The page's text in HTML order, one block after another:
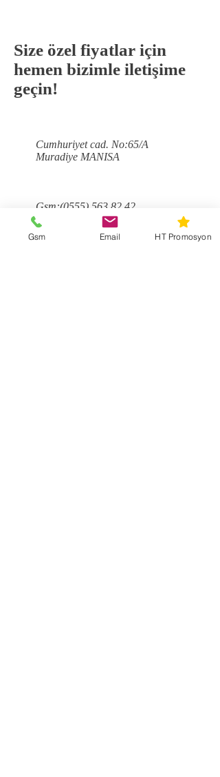
Size özel fiyatlar için
hemen bizimle iletişime
geçin!
Cumhuriyet cad. No:65/A
Muradiye MANISA
Gsm:(0555) 563 82 42
Gsm Email HT Promosyon